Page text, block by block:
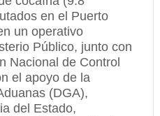
en el Puerto
un operativo
Público, junto con
Nacional de Control
el apoyo de la
(DGA),
del Estado,